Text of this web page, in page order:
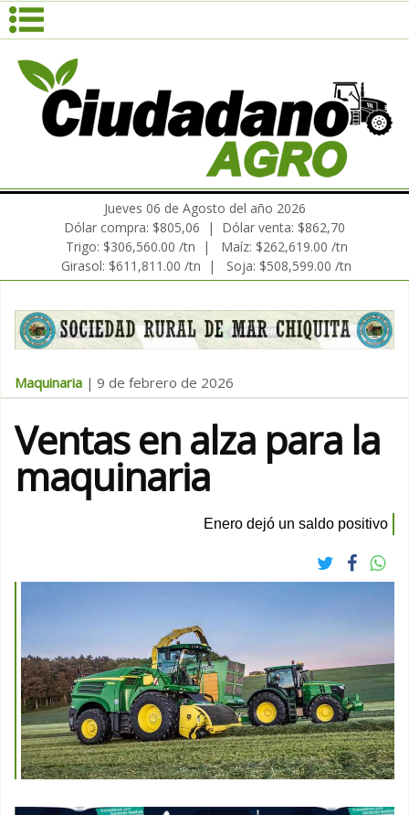
Dólar compra: $805,06 | Dólar venta: $862,70
Trigo: $306,560.00 /tn | Maíz: $262,619.00 /tn
Girasol: $611,811.00 /tn | Soja: $508,599.00 /tn
Jueves 06 de Agosto del año 2026
Maquinaria | 9 de febrero de 2026
Ventas en alza para la
maquinaria
Enero dejó un saldo positivo